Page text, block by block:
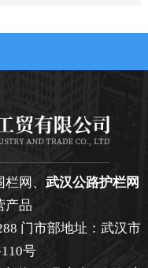
在设计细节
网、 武汉公路护栏网
产品
门市部地址：武汉市
号